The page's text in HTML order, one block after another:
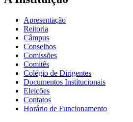
Apresentação
Reitoria
Câmpus
Conselhos
Comissões
Comitês
Colégio de Dirigentes
Documentos Institucionais
Eleições
Contatos
Horário de Funcionamento